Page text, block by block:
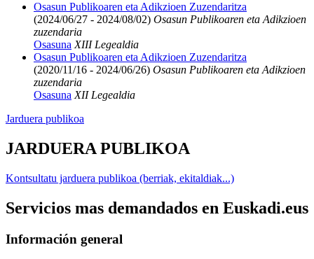
Osasun Publikoaren eta Adikzioen Zuzendaritza
(2024/06/27 - 2024/08/02) Osasun Publikoaren eta Adikzioen
zuzendaria
Osasuna XIII Legealdia
Osasun Publikoaren eta Adikzioen Zuzendaritza
(2020/11/16 - 2024/06/26) Osasun Publikoaren eta Adikzioen
zuzendaria
Osasuna XII Legealdia
Jarduera publikoa
JARDUERA PUBLIKOA
Kontsultatu jarduera publikoa (berriak, ekitaldiak...)
Servicios mas demandados en Euskadi.eus
Información general